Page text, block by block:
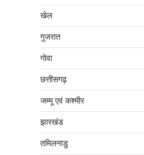
खेल
गुजरात
गोवा
छत्तीसगढ़
जम्‍मू एवं कश्‍मीर
झारखंड
तमिलनाडु